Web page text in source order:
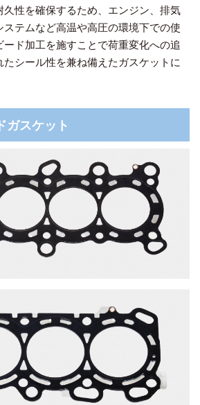
性を確保するため、エンジン、排気
テムなど高温や高圧の環境下での使
ド加工を施すことで荷重変化への追
シール性を兼ね備えたガスケットに
ガスケット